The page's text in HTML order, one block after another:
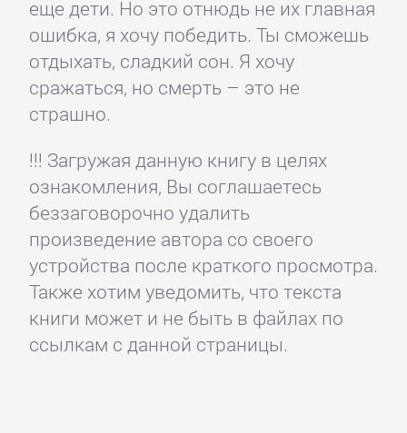
еще дети. Но это отнюдь не их главная
ошибка, я хочу победить. Ты сможешь
отдыхать, сладкий сон. Я хочу
сражаться, но смерть – это не
страшно.
!!! Загружая данную книгу в целях
ознакомления, Вы соглашаетесь
беззаговорочно удалить
произведение автора со своего
устройства после краткого просмотра.
Также хотим уведомить, что текста
книги может и не быть в файлах по
ссылкам с данной страницы.